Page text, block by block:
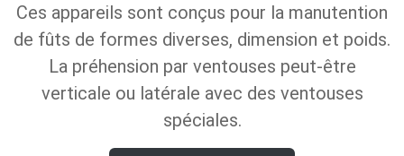
Ces appareils sont conçus pour la manutention
de fûts de formes diverses, dimension et poids.
La préhension par ventouses peut-être
verticale ou latérale avec des ventouses
spéciales.